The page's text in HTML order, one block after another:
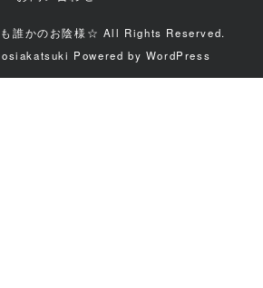
誰かのお陰様☆ All Rights Reserved.
Powered by WordPress